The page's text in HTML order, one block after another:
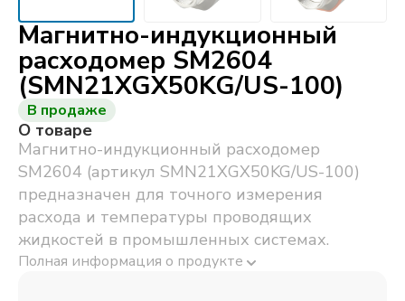
Магнитно-индукционный
расходомер SM2604
(SMN21XGX50KG/US-100)
В продаже
О товаре
Магнитно-индукционный расходомер
SM2604 (артикул SMN21XGX50KG/US-100)
предназначен для точного измерения
расхода и температуры проводящих
жидкостей в промышленных системах.
Полная информация о продукте